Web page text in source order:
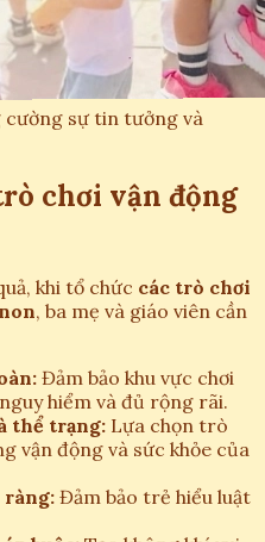
sự tin tưởng và
chơi vận động
khi tổ chức các trò chơi
, ba mẹ và giáo viên cần
Đảm bảo khu vực chơi
hiểm và đủ rộng rãi.
thể trạng: Lựa chọn trò
vận động và sức khỏe của
Đảm bảo trẻ hiểu luật